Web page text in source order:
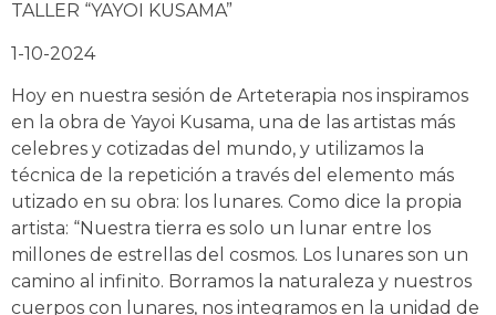
TALLER “YAYOI KUSAMA”
1-10-2024
Hoy en nuestra sesión de Arteterapia nos inspiramos
en la obra de Yayoi Kusama, una de las artistas más
celebres y cotizadas del mundo, y utilizamos la
técnica de la repetición a través del elemento más
utizado en su obra: los lunares. Como dice la propia
artista: “Nuestra tierra es solo un lunar entre los
millones de estrellas del cosmos. Los lunares son un
camino al infinito. Borramos la naturaleza y nuestros
cuerpos con lunares, nos integramos en la unidad de